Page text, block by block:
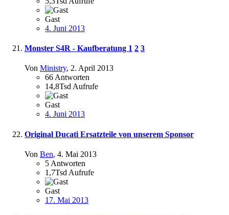
Gast
4. Juni 2013
Monster S4R - Kaufberatung 1 2 3
Von Ministry, 2. April 2013
66 Antworten
14,8Tsd Aufrufe
Gast
4. Juni 2013
Original Ducati Ersatzteile von unserem Sponsor
Von Ben, 4. Mai 2013
5 Antworten
1,7Tsd Aufrufe
Gast
17. Mai 2013